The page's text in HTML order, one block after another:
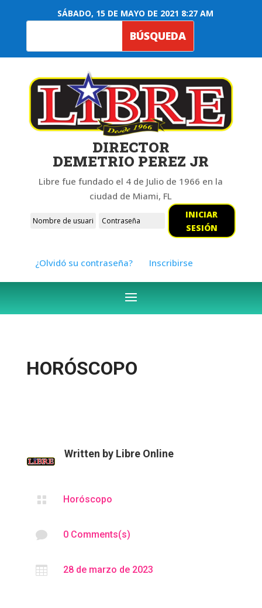
SÁBADO, 15 DE MAYO DE 2021 8:27 AM
DIRECTOR
DEMETRIO PEREZ JR
Libre fue fundado el 4 de Julio de 1966 en la
ciudad de Miami, FL
INICIAR
SESIÓN
¿Olvidó su contraseña? Inscribirse
HORÓSCOPO
Written by Libre Online
 Horóscopo
 0 Comments(s)
 28 de marzo de 2023